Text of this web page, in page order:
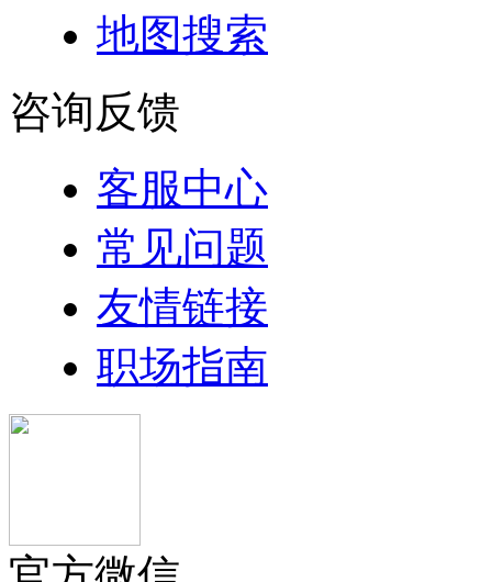
地图搜索
咨询反馈
客服中心
常见问题
友情链接
职场指南